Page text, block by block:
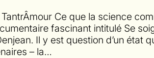
Ce que la science
fascinant intitulé Se
Il y est question d’un état
– la…